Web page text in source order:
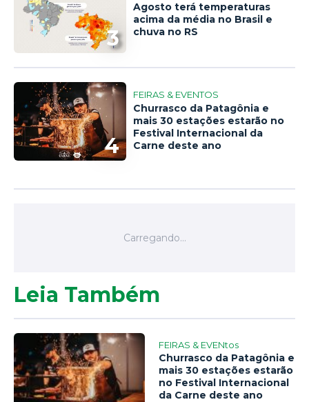
3
Agosto terá temperaturas
acima da média no Brasil e
chuva no RS
4
FEIRAS & EVENTOS
Churrasco da Patagônia e
mais 30 estações estarão no
Festival Internacional da
Carne deste ano
Leia Também
FEIRAS & EVENtos
Churrasco da Patagônia e
mais 30 estações estarão
no Festival Internacional
da Carne deste ano